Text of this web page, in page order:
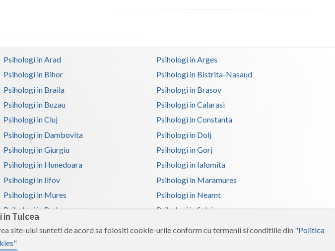
in Tulcea
site-ului sunteti de acord sa folositi cookie-urile conform cu termenii si conditiile din "Politica
Satu-Mare
Sibiu
Suceava
Teleorman
Timis
Tulcea
Valcea
Vaslui
Vrancea
Psihologi in Arad
Psihologi in Arges
Psihologi in Bihor
Psihologi in Bistrita-Nasaud
Psihologi in Braila
Psihologi in Brasov
Psihologi in Buzau
Psihologi in Calarasi
Psihologi in Cluj
Psihologi in Constanta
Psihologi in Dambovita
Psihologi in Dolj
Psihologi in Giurgiu
Psihologi in Gorj
Psihologi in Hunedoara
Psihologi in Ialomita
Psihologi in Ilfov
Psihologi in Maramures
Psihologi in Mures
Psihologi in Neamt
Psihologi in Prahova
Psihologi in Salaj
Psihologi in Timis